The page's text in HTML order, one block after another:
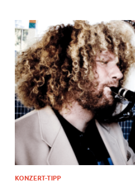
KONZERT-TIPP